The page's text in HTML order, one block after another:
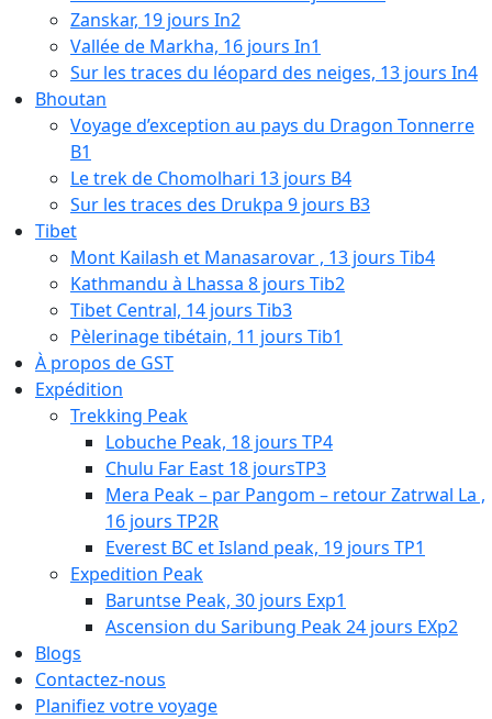
Zanskar, 19 jours In2
Vallée de Markha, 16 jours In1
Sur les traces du léopard des neiges, 13 jours In4
Bhoutan
Voyage d’exception au pays du Dragon Tonnerre
B1
Le trek de Chomolhari 13 jours B4
Sur les traces des Drukpa 9 jours B3
Tibet
Mont Kailash et Manasarovar , 13 jours Tib4
Kathmandu à Lhassa 8 jours Tib2
Tibet Central, 14 jours Tib3
Pèlerinage tibétain, 11 jours Tib1
À propos de GST
Expédition
Trekking Peak
Lobuche Peak, 18 jours TP4
Chulu Far East 18 joursTP3
Mera Peak – par Pangom – retour Zatrwal La ,
16 jours TP2R
Everest BC et Island peak, 19 jours TP1
Expedition Peak
Baruntse Peak, 30 jours Exp1
Ascension du Saribung Peak 24 jours EXp2
Blogs
Contactez-nous
Planifiez votre voyage